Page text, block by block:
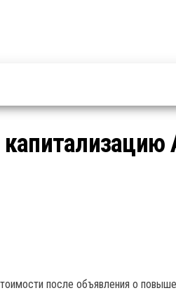
после объявления о